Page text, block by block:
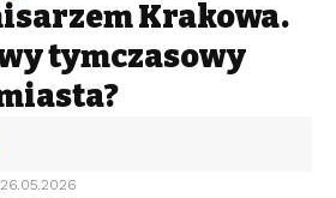
Krakowa.
tymczasowy